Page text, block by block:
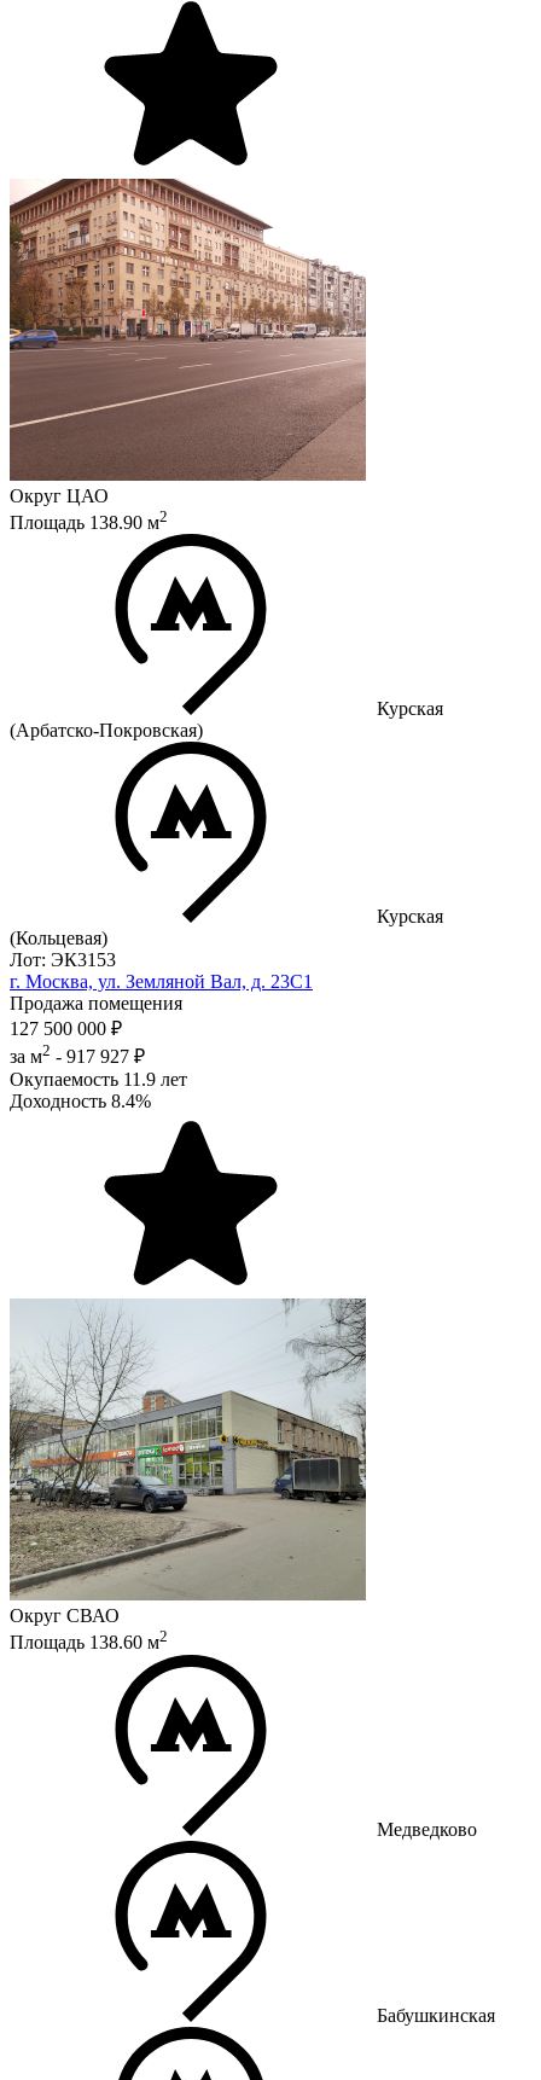
Округ ЦАО
Площадь 138.90 м2
Курская
(Арбатско-Покровская)
Курская
(Кольцевая)
Лот: ЭК3153
г. Москва, ул. Земляной Вал, д. 23С1
Продажа помещения
127 500 000 ₽
за м2 - 917 927 ₽
Окупаемость 11.9 лет
Доходность 8.4%
Округ СВАО
Площадь 138.60 м2
Медведково
Бабушкинская